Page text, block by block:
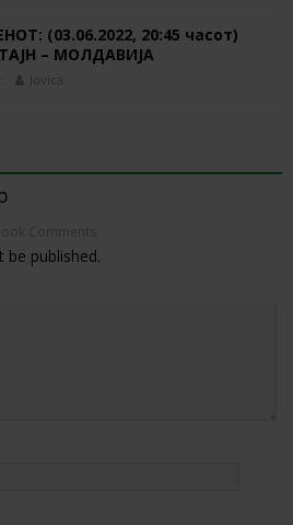
(03.06.2022, 20:45 часот)
– МОЛДАВИЈА
Jovica
be published.